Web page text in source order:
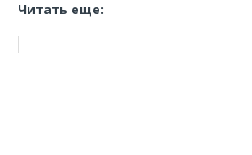
Читать еще: